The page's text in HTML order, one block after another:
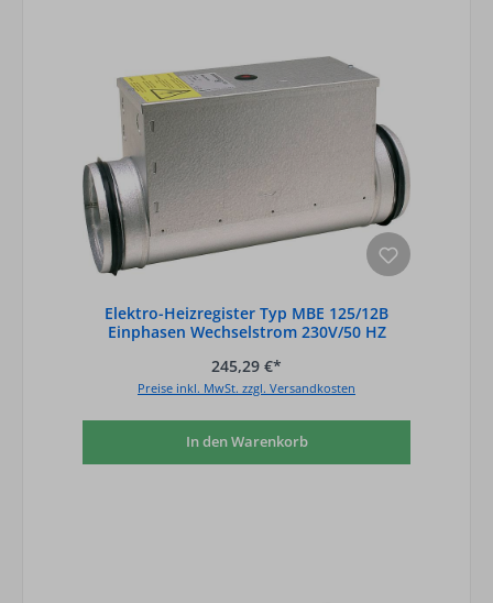
Elektro-Heizregister Typ MBE 125/12B
Einphasen Wechselstrom 230V/50 HZ
245,29 €*
Preise inkl. MwSt. zzgl. Versandkosten
In den Warenkorb